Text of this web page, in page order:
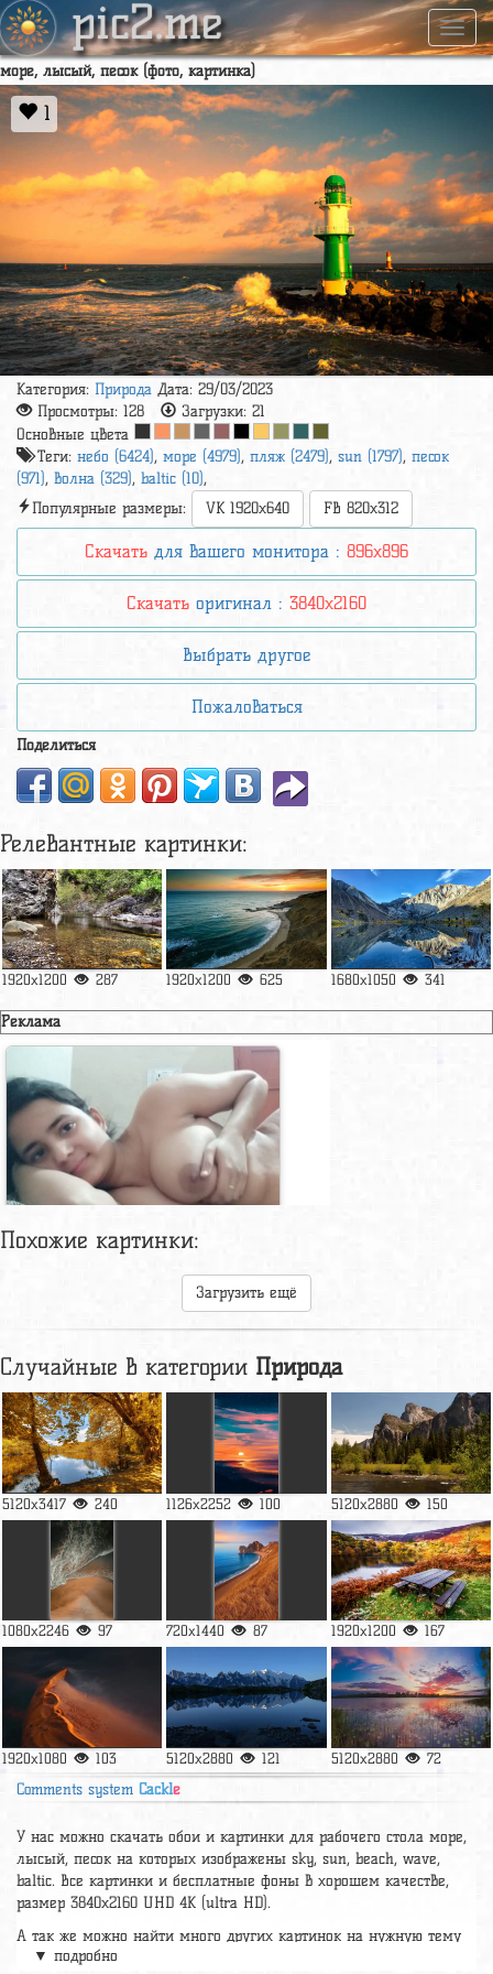
pic2.me
море, лысый, песок (фото, картинка)
1
Категория: Природа Дата: 29/03/2023
Просмотры: 128 Загрузки: 21
Основные цвета
Теги: небо (6424), море (4979), пляж (2479), sun (1797), песок
(971), волна (329), baltic (10),
Популярные размеры:
VK 1920x640 FB 820x312
Скачать для вашего монитора : 896x896
Скачать оригинал : 3840x2160
Выбрать другое
Пожаловаться
Поделиться
Релевантные картинки:
1920x1200 287 1920x1200 625 1680x1050 341
Реклама
Похожие картинки:
Загрузить ещё
Случайные в категории Природа
5120x3417 240 1126x2252 100 5120x2880 150
1080x2246 97 720x1440 87 1920x1200 167
1920x1080 103 5120x2880 121 5120x2880 72
Comments system Cackle
У нас можно скачать обои и картинки для рабочего стола море,
лысый, песок на которых изображены sky, sun, beach, wave,
baltic. Все картинки и бесплатные фоны в хорошем качестве,
размер 3840x2160 UHD 4К (ultra HD).
А так же можно найти много других картинок на нужную тему
разделобои Природа
▼ подробно